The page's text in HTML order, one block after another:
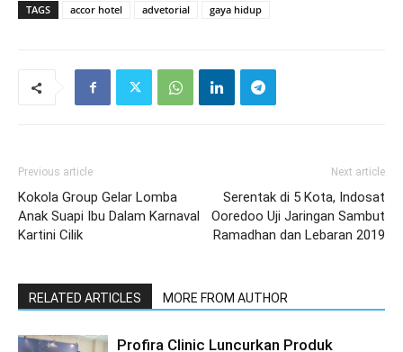
TAGS accor hotel advetorial gaya hidup
Previous article
Kokola Group Gelar Lomba
Anak Suapi Ibu Dalam Karnaval
Kartini Cilik
Next article
Serentak di 5 Kota, Indosat
Ooredoo Uji Jaringan Sambut
Ramadhan dan Lebaran 2019
RELATED ARTICLES MORE FROM AUTHOR
Profira Clinic Luncurkan Produk